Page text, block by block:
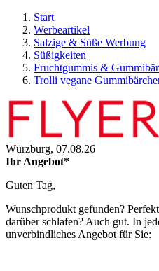
Start
Werbeartikel
Salzige & Süße Werbung
Süßigkeiten
Fruchtgummis &
Trolli vegane
Würzburg, 07.08.26
Ihr Angebot*
Guten Tag,
Wunschprodukt gefunden?
darüber schlafen? Auch gut. In
unverbindliches Angebot für Sie: